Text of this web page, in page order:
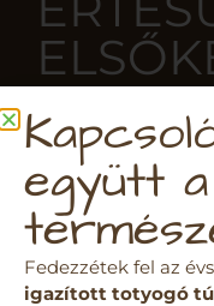
Iratkozz fel
tartalmaira!
együtt a
Fedezzétek fel az
igazított totyogó